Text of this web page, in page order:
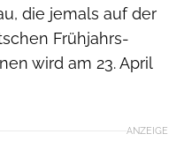
die jemals auf der
Frühjahrs-
wird am 23. April
ANZEIGE